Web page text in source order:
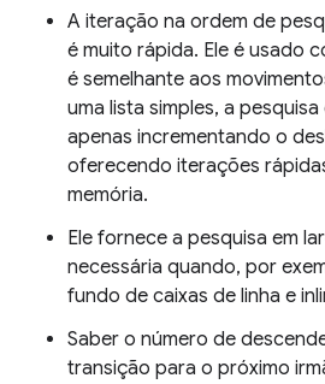
A iteração na ordem de
é muito rápida. Ele é usado
é semelhante aos
uma lista simples, a
apenas incrementando o
oferecendo iterações
memória.
Ele fornece a pesquisa em
necessária quando, por
fundo de caixas de linha e
Saber o número de
transição para o próximo